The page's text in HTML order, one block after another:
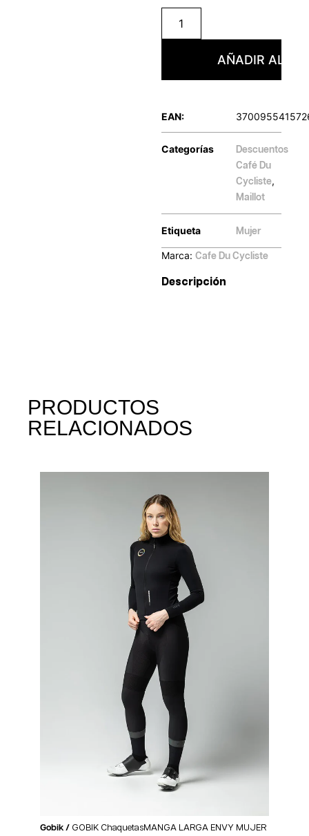
AÑADIR AL
EAN:
Categorías
Descuentos
Café Du
Cycliste,
Maillot
Etiqueta Mujer
Marca: Cafe Du Cycliste
Descripción
PRODUCTOS
RELACIONADOS
Gobik / GOBIK ChaquetasMANGA LARGA ENVY MUJER